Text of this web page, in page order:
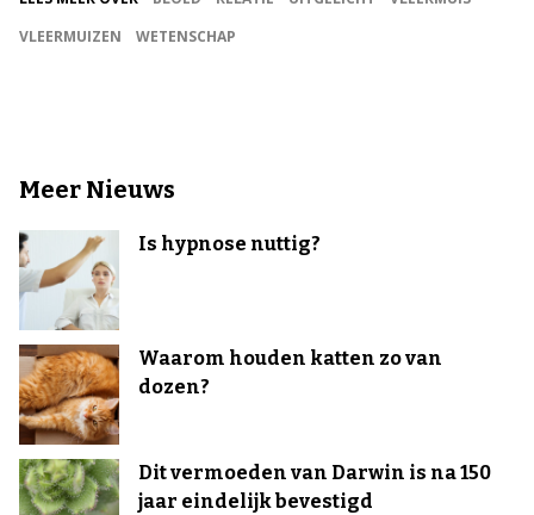
VLEERMUIZEN
WETENSCHAP
Meer Nieuws
Is hypnose nuttig?
Waarom houden katten zo van
dozen?
Dit vermoeden van Darwin is na 150
jaar eindelijk bevestigd